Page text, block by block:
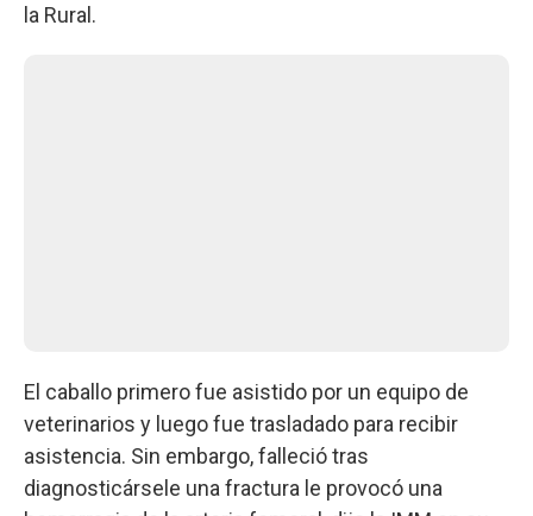
la Rural.
El caballo primero fue asistido por un equipo de
veterinarios y luego fue trasladado para recibir
asistencia. Sin embargo, falleció tras
diagnosticársele una fractura le provocó una